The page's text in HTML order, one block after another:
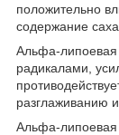
положительно
содержание
Альфа-липоевая
радикалами,
разглаживанию
Альфа-липоевая